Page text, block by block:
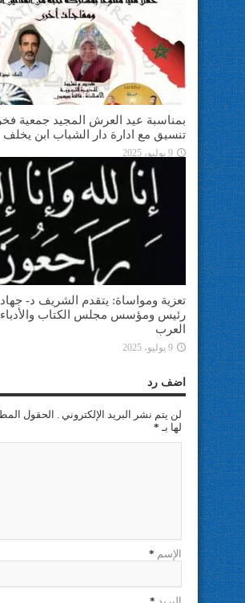
بمناسبة عيد العرش المجيد جمعية
تنسيق مع ادارة دار الشباب ابن يخلف
9 يوليو، 2025
تعزية ومواساة: يتقدم الشريف د-
رئيس ومؤسس مجلس الكتاب والأدباء
العرب
9 يوليو، 2025
اضف رد
لن يتم نشر البريد الإلكتروني . الحقول
لها بـ *
الإسم *